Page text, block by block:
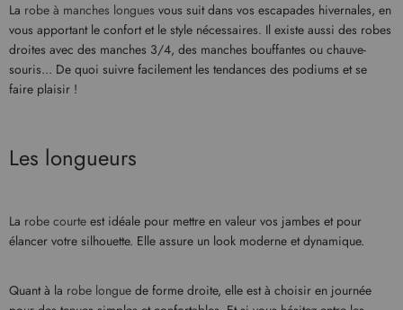
La robe à manches longues vous suit dans vos escapades hivernales, en
vous apportant le confort et le style nécessaires. Il existe aussi des robes
droites avec des manches 3/4, des manches bouffantes ou chauve-
souris... De quoi suivre facilement les tendances des podiums et se
faire plaisir !
Les longueurs
La robe courte est idéale pour mettre en valeur vos jambes et pour
élancer votre silhouette. Elle assure un look moderne et dynamique.
Quant à la robe longue de forme droite, elle est à choisir en journée